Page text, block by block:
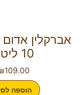
אברקלין
10 ליטר
109.00
הוספה